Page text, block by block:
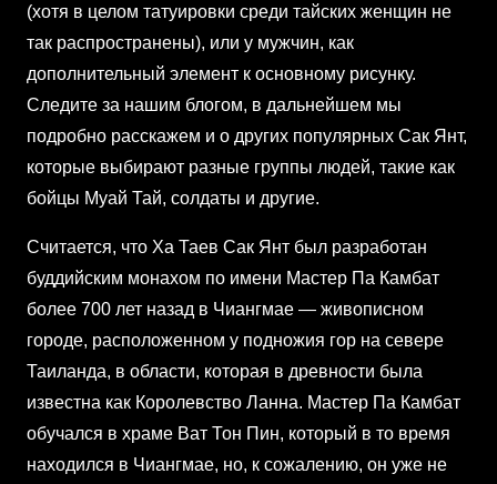
(хотя в целом татуировки среди тайских женщин не
так распространены), или у мужчин, как
дополнительный элемент к основному рисунку.
Следите за нашим блогом, в дальнейшем мы
подробно расскажем и о других популярных Сак Янт,
которые выбирают разные группы людей, такие как
бойцы Муай Тай, солдаты и другие.
Считается, что Ха Таев Сак Янт был разработан
буддийским монахом по имени Мастер Па Камбат
более 700 лет назад в Чиангмае — живописном
городе, расположенном у подножия гор на севере
Таиланда, в области, которая в древности была
известна как Королевство Ланна. Мастер Па Камбат
обучался в храме Ват Тон Пин, который в то время
находился в Чиангмае, но, к сожалению, он уже не